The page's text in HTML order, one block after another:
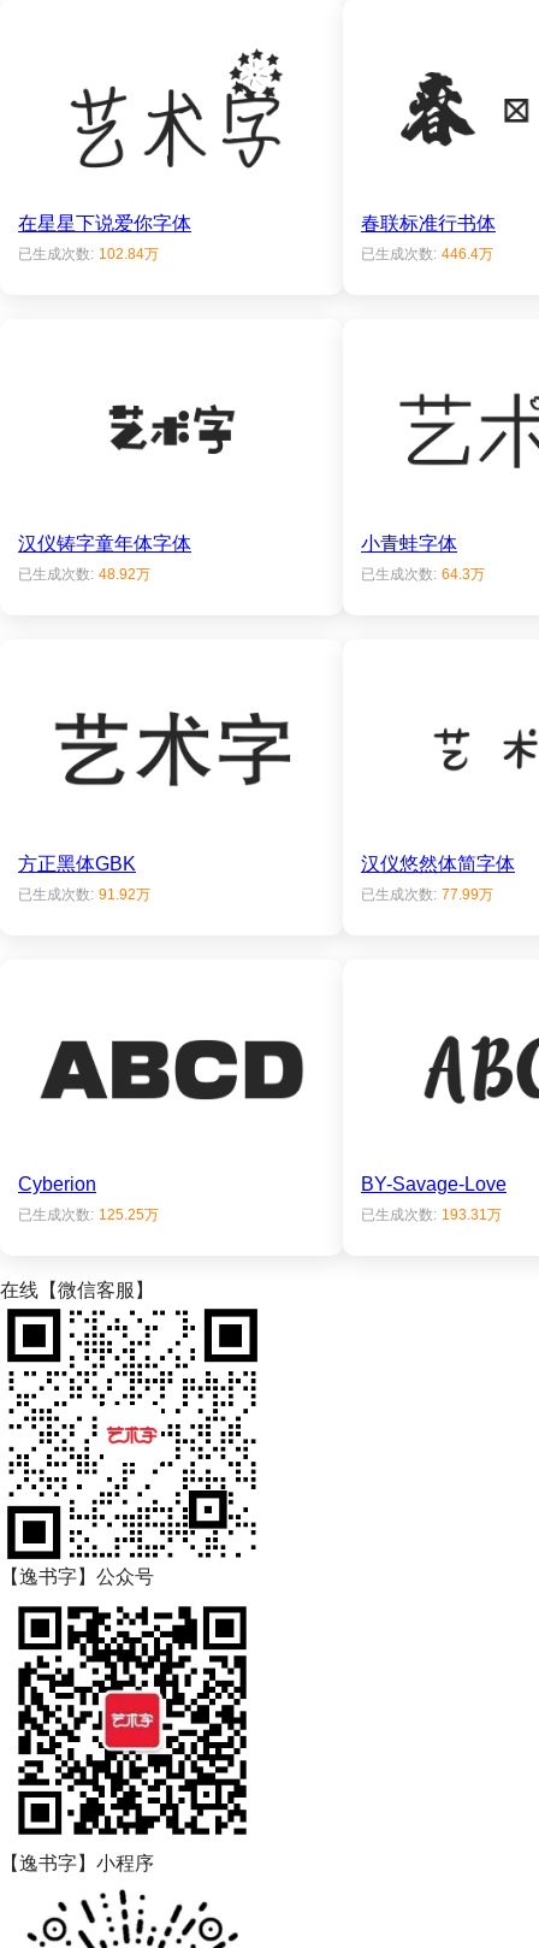
在星星下说爱你字体
已生成次数: 102.84万
春联标准行书体
已生成次数: 446.4万
汉仪铸字童年体字体
已生成次数: 48.92万
小青蛙字体
已生成次数: 64.3万
方正黑体GBK
已生成次数: 91.92万
汉仪悠然体简字体
已生成次数: 77.99万
Cyberion
已生成次数: 125.25万
BY-Savage-Love
已生成次数: 193.31万
在线【微信客服】
【逸书字】公众号
【逸书字】小程序